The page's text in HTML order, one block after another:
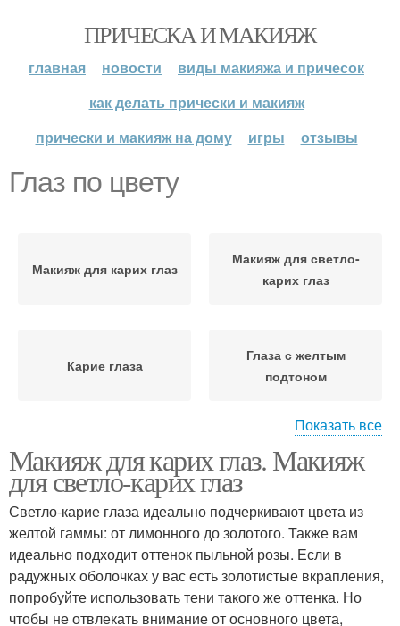
ПРИЧЕСКА И МАКИЯЖ
главная новости
виды макияжа и причесок
как делать прически и макияж
прически и макияж на дому
игры отзывы
Глаз по цвету
Макияж для карих глаз
Макияж для светло-
карих глаз
Карие глаза
Глаза с желтым
подтоном
Глаза с красным
Глаза с зеленым
подтоном
Глаз со стрелками
Показать все
Макияж для карих глаз. Макияж
для светло-карих глаз
Светло-карие глаза идеально подчеркивают цвета из
желтой гаммы: от лимонного до золотого. Также вам
идеально подходит оттенок пыльной розы. Если в
радужных оболочках у вас есть золотистые вкрапления,
попробуйте использовать тени такого же оттенка. Но
чтобы не отвлекать внимание от основного цвета,